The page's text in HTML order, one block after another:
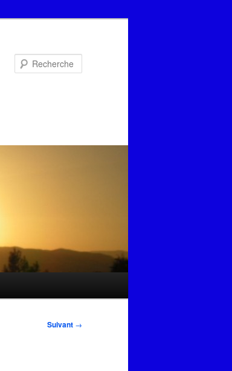
Suivant →